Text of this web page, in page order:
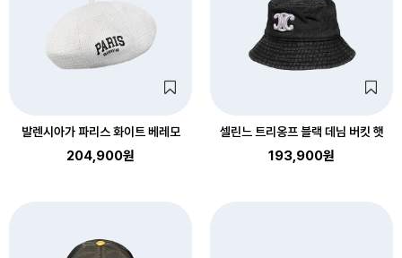
발렌시아가 파리스 화이트 베레모
204,900원
셀린느 트리옹프 블랙 데님 버킷 햇
193,900원